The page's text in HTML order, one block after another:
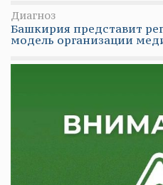
Диагноз
Башкирия представит
модель организации